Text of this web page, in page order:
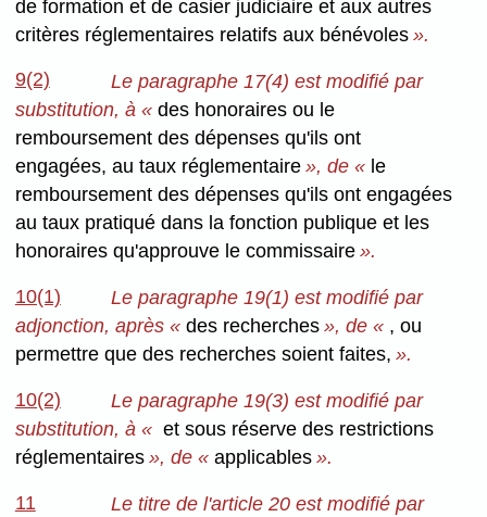
de formation et de casier judiciaire et aux autres
critères réglementaires relatifs aux bénévoles».
9(2)
Le paragraphe 17(4) est modifié par
substitution, à « des honoraires ou le
remboursement des dépenses qu'ils ont
engagées, au taux réglementaire», de « le
remboursement des dépenses qu'ils ont engagées
au taux pratiqué dans la fonction publique et les
honoraires qu'approuve le commissaire».
10(1)
Le paragraphe 19(1) est modifié par
adjonction, après « des recherches», de « , ou
permettre que des recherches soient faites, ».
10(2)
Le paragraphe 19(3) est modifié par
substitution, à « et sous réserve des restrictions
réglementaires», de « applicables».
11
Le titre de l'article 20 est modifié par